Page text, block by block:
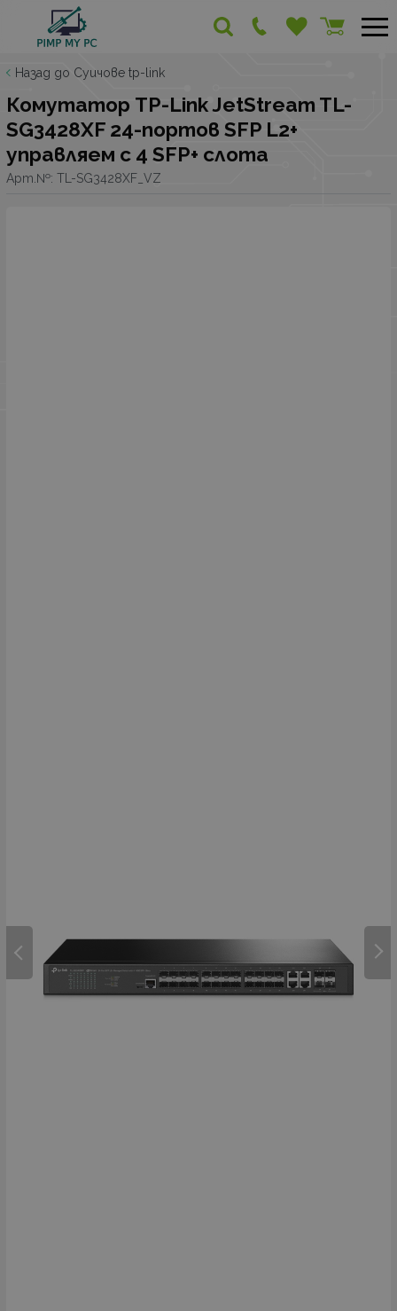
Назад до Суичове tp-link
Комутатор TP-Link JetStream TL-
SG3428XF 24-портов SFP L2+
управляем с 4 SFP+ слота
Арт.№: TL-SG3428XF_VZ